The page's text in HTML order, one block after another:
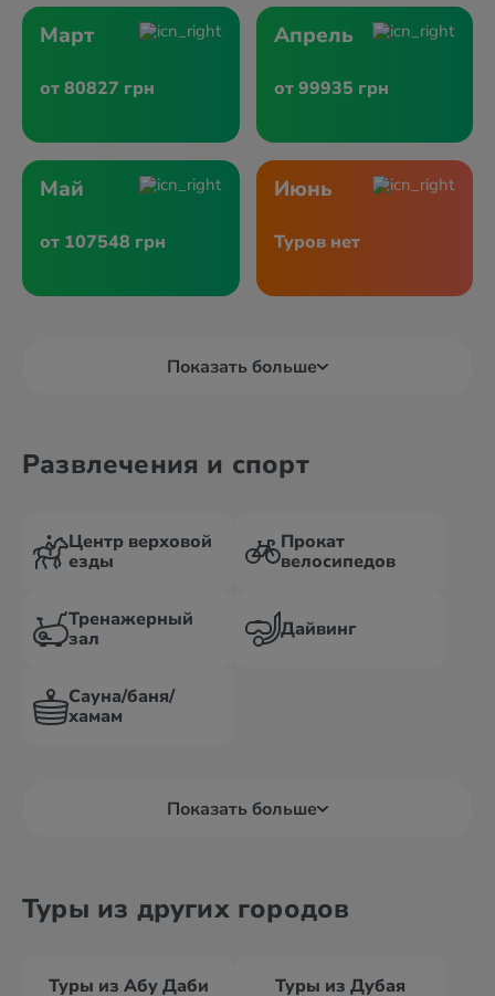
Март
от 80827 грн
Апрель
от 99935 грн
Май
от 107548 грн
Июнь
Туров нет
Показать больше
Развлечения и спорт
Центр верховой
езды
Прокат
велосипедов
Тренажерный
зал
Дайвинг
Сауна/баня/
хамам
Показать больше
Туры из других городов
Туры из Абу Даби Туры из Дубая